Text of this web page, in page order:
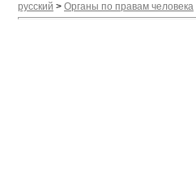
русский > Органы по правам человека